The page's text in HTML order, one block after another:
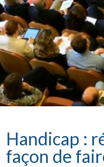
Handicap :
façon de